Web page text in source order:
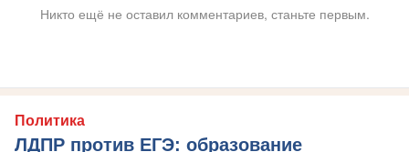
Никто ещё не оставил комментариев, станьте первым.
Политика
ЛДПР против ЕГЭ: образование